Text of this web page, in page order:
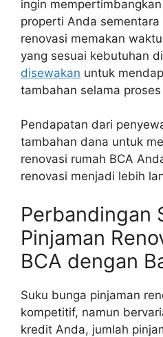
ingin
properti Anda
renovasi memakan
yang sesuai kebutuhan
disewakan untuk
tambahan selama
Pendapatan dari
tambahan dana untuk
renovasi rumah BCA
renovasi menjadi lebih
Perbandingan
Pinjaman
BCA dengan
Suku bunga pinjaman
kompetitif, namun
kredit Anda, jumlah